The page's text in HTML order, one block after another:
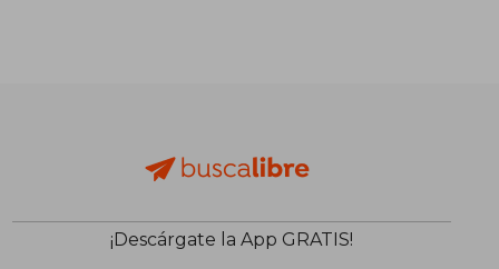
¡Descárgate la App GRATIS!